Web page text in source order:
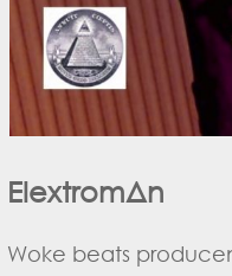
ElextromΔn
Woke beats